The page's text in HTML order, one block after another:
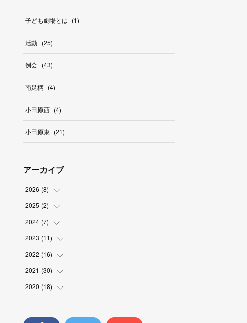
子ども劇場とは (1)
活動 (25)
例会 (43)
南足柄 (4)
小田原西 (4)
小田原東 (21)
アーカイブ
2026 (8)
(
)
(
)
(2
(2
(1
2025 (2)
(
)
(1
2024 (7)
(1
(1
(1
(1
(1)
2023 (11)
(1
(1
(3
(2)
2022 (16)
(1
(4
(2)
2021 (30)
(3
(3)
2020 (18)
(1)